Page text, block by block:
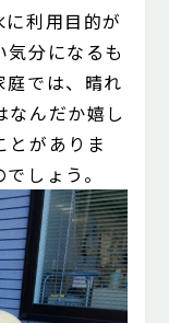
利用目的が
分になるも
庭では、晴れ
なんだか嬉し
とがありま
しょう。